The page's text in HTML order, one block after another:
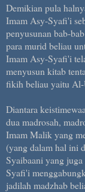
Demikian pula
Imam Asy-Syafi'i
penyusunan bab-
para murid beliau
Imam Asy-Syafi'i
menyusun kitab
fikih beliau yaitu Al-
Diantara
dua madrosah,
Imam Malik yang
(yang dalam hal ini
Syaibaani yang
Syafi'i
jadilah madzhab